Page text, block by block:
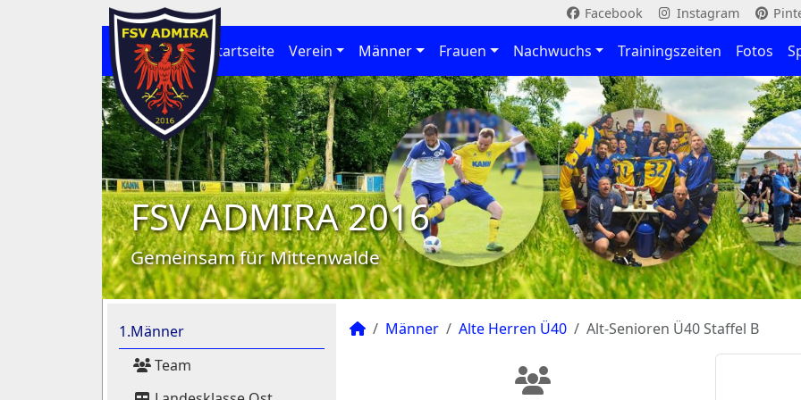
Facebook Instagram
Startseite Verein Männer Frauen Nachwuchs Trainingszeiten Fotos
FSV ADMIRA 2016
Gemeinsam für Mittenwalde
1.Männer
Team
Männer Alte Herren Ü40 Alt-Senioren Ü40 Staffel B